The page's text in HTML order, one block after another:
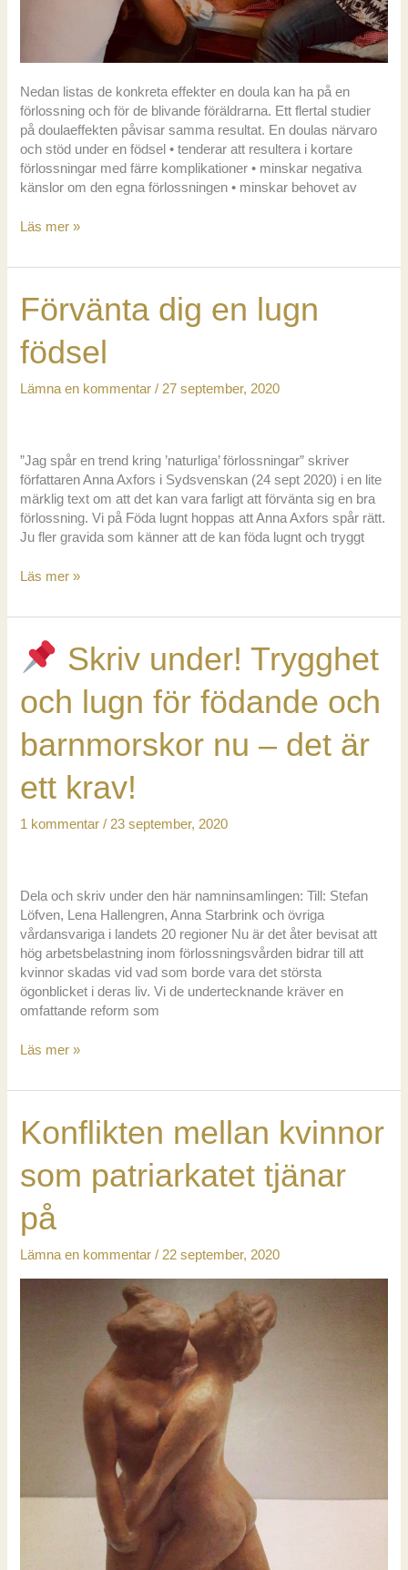
Nedan listas de konkreta effekter en doula kan ha på en
förlossning och för de blivande föräldrarna. Ett flertal studier
på doulaeffekten påvisar samma resultat. En doulas närvaro
och stöd under en födsel • tenderar att resultera i kortare
förlossningar med färre komplikationer • minskar negativa
känslor om den egna förlossningen • minskar behovet av
Fakta
doulaeffekten
Läs mer »
Förvänta dig en lugn
födsel
Lämna en kommentar /27 september, 2020
”Jag spår en trend kring ’naturliga’ förlossningar” skriver
författaren Anna Axfors i Sydsvenskan (24 sept 2020) i en lite
märklig text om att det kan vara farligt att förvänta sig en bra
förlossning. Vi på Föda lugnt hoppas att Anna Axfors spår rätt.
Ju fler gravida som känner att de kan föda lugnt och tryggt
Förvänta
en
födsel
Läs mer »
Skriv under! Trygghet
och lugn för födande och
barnmorskor nu – det är
ett krav!
1 kommentar /23 september, 2020
Dela och skriv under den här namninsamlingen: Till: Stefan
Löfven, Lena Hallengren, Anna Starbrink och övriga
vårdansvariga i landets 20 regioner Nu är det åter bevisat att
hög arbetsbelastning inom förlossningsvården bidrar till att
kvinnor skadas vid vad som borde vara det största
ögonblicket i deras liv. Vi de undertecknande kräver en
omfattande reform som
under!
och
lugn
födande
barnmorskor
nu
–
det
Läs mer »
Konflikten mellan kvinnor
som patriarkatet tjänar
på
Lämna en kommentar /22 september, 2020